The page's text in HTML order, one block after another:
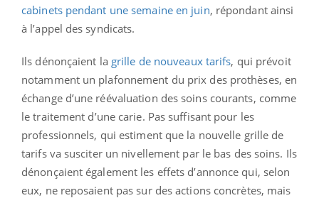
cabinets pendant une semaine en juin, répondant ainsi
à l’appel des syndicats.
Ils dénonçaient la grille de nouveaux tarifs, qui prévoit
notamment un plafonnement du prix des prothèses, en
échange d’une réévaluation des soins courants, comme
le traitement d’une carie. Pas suffisant pour les
professionnels, qui estiment que la nouvelle grille de
tarifs va susciter un nivellement par le bas des soins. Ils
dénonçaient également les effets d’annonce qui, selon
eux, ne reposaient pas sur des actions concrètes, mais